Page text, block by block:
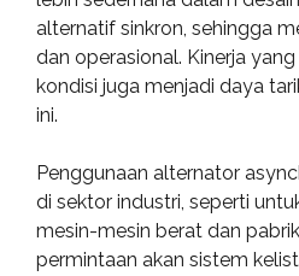
alternatif sinkron, sehingga
dan operasional. Kinerja
kondisi juga menjadi daya
ini.
Penggunaan alternator
di sektor industri, seperti
mesin-mesin berat dan
permintaan akan sistem